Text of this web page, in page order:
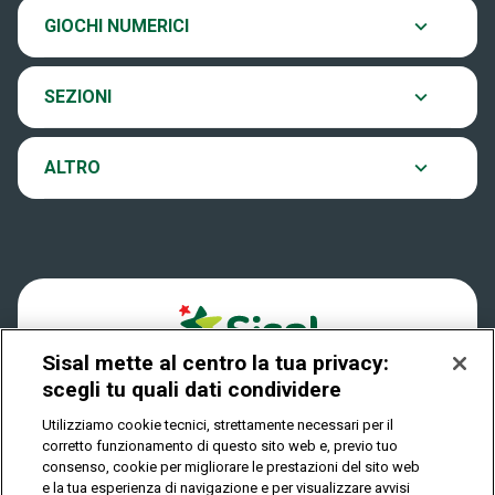
GIOCHI NUMERICI
Eurojackpot
VinciCasa
Play Your Date
SEZIONI
Ultima estrazione
Archivio estrazioni
Verifica vincite
ALTRO
Contatti
Notifiche
Privacy
IL GIOCO È VIETATO AI MINORI E PUÒ CAUSARE
DIPENDENZA PATOLOGICA
Sisal mette al centro la tua privacy:
scegli tu quali dati condividere
Utilizziamo cookie tecnici, strettamente necessari per il
corretto funzionamento di questo sito web e, previo tuo
consenso, cookie per migliorare le prestazioni del sito web
e la tua esperienza di navigazione e per visualizzare avvisi